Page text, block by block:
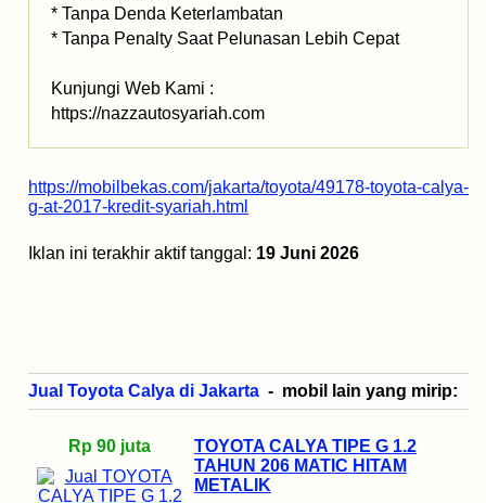
* Tanpa Denda Keterlambatan
* Tanpa Penalty Saat Pelunasan Lebih Cepat
Kunjungi Web Kami :
https://nazzautosyariah.com
https://mobilbekas.com/jakarta/toyota/49178-toyota-calya-
g-at-2017-kredit-syariah.html
Iklan ini terakhir aktif tanggal: 19 Juni 2026
Jual Toyota Calya di Jakarta - mobil lain yang mirip:
Rp 90 juta
TOYOTA CALYA TIPE G 1.2
TAHUN 206 MATIC HITAM
METALIK